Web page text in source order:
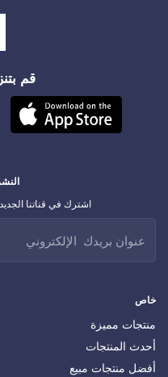
قم
خاص
منتجات مميزة
أحدث المنتجات
أفضل منتجات مبيع
اشترك في قناتنا